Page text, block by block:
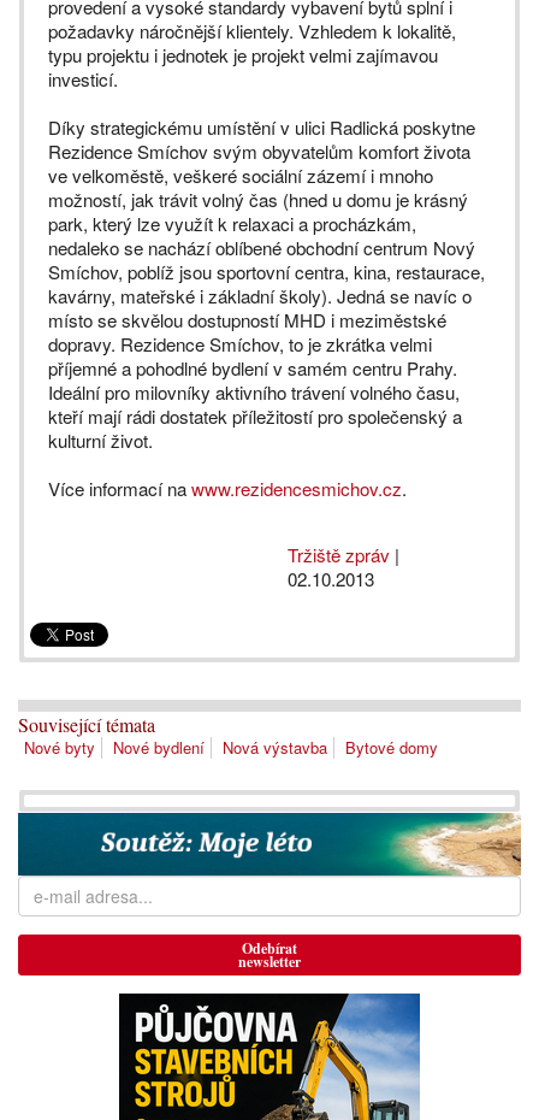
provedení a vysoké standardy vybavení bytů splní i
požadavky náročnější klientely. Vzhledem k lokalitě,
typu projektu i jednotek je projekt velmi zajímavou
investicí.
Díky strategickému umístění v ulici Radlická poskytne
Rezidence Smíchov svým obyvatelům komfort života
ve velkoměstě, veškeré sociální zázemí i mnoho
možností, jak trávit volný čas (hned u domu je krásný
park, který lze využít k relaxaci a procházkám,
nedaleko se nachází oblíbené obchodní centrum Nový
Smíchov, poblíž jsou sportovní centra, kina, restaurace,
kavárny, mateřské i základní školy). Jedná se navíc o
místo se skvělou dostupností MHD i meziměstské
dopravy. Rezidence Smíchov, to je zkrátka velmi
příjemné a pohodlné bydlení v samém centru Prahy.
Ideální pro milovníky aktivního trávení volného času,
kteří mají rádi dostatek příležitostí pro společenský a
kulturní život.
Více informací nawww.rezidencesmichov.cz.
Tržiště zpráv |
02.10.2013
Související témata
Nové byty Nové bydlení Nová výstavba Bytové domy
Odebírat
newsletter